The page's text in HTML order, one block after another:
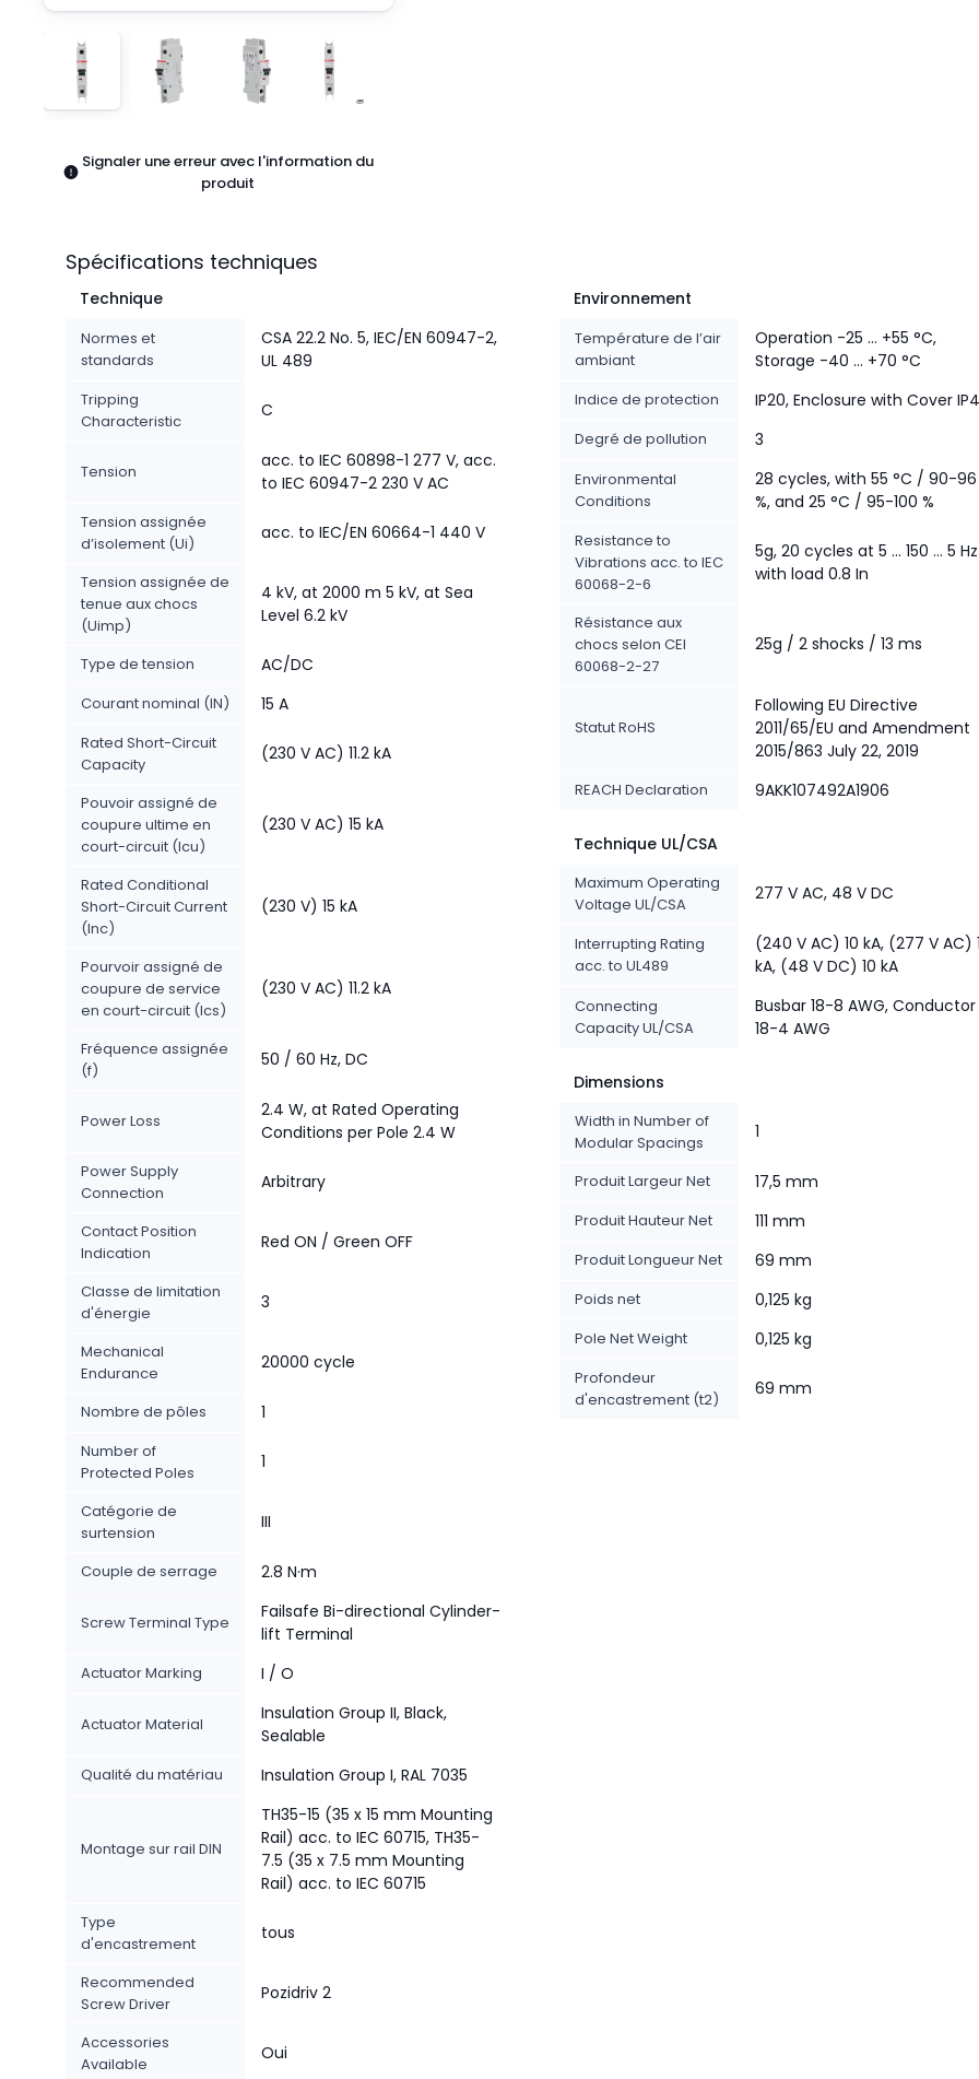
Pneumatiques
Produits d'alimentation
Robotique
Capteurs et vision industrielle
Blocs terminauxSignaler une erreur avec l'information du
produit
Spécifications techniques
Technique
Normes et
standards
CSA 22.2 No. 5, IEC/EN 60947-2,
UL 489
Tripping
Characteristic
C
Tension
acc. to IEC 60898-1 277 V, acc.
to IEC 60947-2 230 V AC
Tension assignée
d’isolement (Ui)
acc. to IEC/EN 60664-1 440 V
Tension assignée de
tenue aux chocs
(Uimp)
4 kV, at 2000 m 5 kV, at Sea
Level 6.2 kV
Type de tension AC/DC
Courant nominal (IN) 15 A
Rated Short-Circuit
Capacity
(230 V AC) 11.2 kA
Pouvoir assigné de
coupure ultime en
court-circuit (Icu)
(230 V AC) 15 kA
Rated Conditional
Short-Circuit Current
(Inc)
(230 V) 15 kA
Pourvoir assigné de
coupure de service
en court-circuit (Ics)
(230 V AC) 11.2 kA
Fréquence assignée
(f)
50 / 60 Hz, DC
Power Loss
2.4 W, at Rated Operating
Conditions per Pole 2.4 W
Power Supply
Connection
Arbitrary
Contact Position
Indication
Red ON / Green OFF
Classe de limitation
d'énergie
3
Mechanical
Endurance
20000 cycle
Nombre de pôles 1
Number of
Protected Poles
1
Catégorie de
surtension
III
Couple de serrage 2.8 N·m
Screw Terminal Type
Failsafe Bi-directional Cylinder-
lift Terminal
Actuator Marking I / O
Actuator Material
Insulation Group II, Black,
Sealable
Qualité du matériau Insulation Group I, RAL 7035
Montage sur rail DIN
TH35-15 (35 x 15 mm Mounting
Rail) acc. to IEC 60715, TH35-
7.5 (35 x 7.5 mm Mounting
Rail) acc. to IEC 60715
Type
d'encastrement
tous
Recommended
Screw Driver
Pozidriv 2
Accessories
Available
Oui
Environnement
Température de l’air
ambiant
Operation -25 ... +55 °C,
Storage -40 ... +70 °C
Indice de protection IP20, Enclosure with Cover
Degré de pollution 3
Environmental
Conditions
28 cycles, with 55 °C / 90-96
%, and 25 °C / 95-100 %
Resistance to
Vibrations acc. to IEC
60068-2-6
5g, 20 cycles at 5 ... 150 ... 5 Hz
with load 0.8 In
Résistance aux
chocs selon CEI
60068-2-27
25g / 2 shocks / 13 ms
Statut RoHS
Following EU Directive
2011/65/EU and Amendment
2015/863 July 22, 2019
REACH Declaration 9AKK107492A1906
Technique UL/CSA
Maximum Operating
Voltage UL/CSA
277 V AC, 48 V DC
Interrupting Rating
acc. to UL489
(240 V AC) 10 kA, (277 V AC)
kA, (48 V DC) 10 kA
Connecting
Capacity UL/CSA
Busbar 18-8 AWG, Conductor
18-4 AWG
Dimensions
Width in Number of
Modular Spacings
1
Produit Largeur Net 17,5 mm
Produit Hauteur Net 111 mm
Produit Longueur Net 69 mm
Poids net 0,125 kg
Pole Net Weight 0,125 kg
Profondeur
d'encastrement (t2)
69 mm